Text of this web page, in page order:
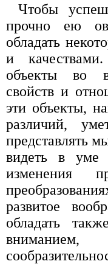
Чтобы
прочно ею
обладать
и
объекты во
свойств и
эти объекты,
различий,
представлять
видеть в уме
развитое
обладать